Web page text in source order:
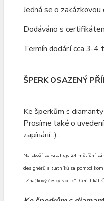
Jedná se o zakázkovou
Dodáváno s
Termín dodání cca 3-4
ŠPERK OSAZENÝ
Ke šperkům s
Prosíme také o
zapínání...).
Na zboží se vztahuje 24 měsíční
designérů a zlatníků za pomoci
„Značkový český šperk“. Certifikát